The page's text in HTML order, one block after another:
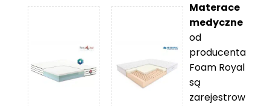
Materace
medyczne
od
producenta
Foam Royal
są
zarejestrow